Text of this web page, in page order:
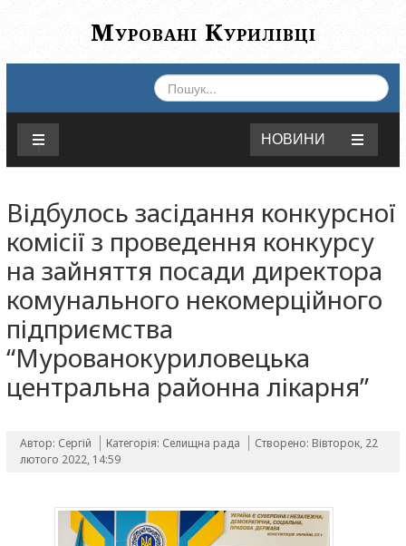
Муровані Курилівці
ПОШУК...
НОВИНИ
Відбулось засідання конкурсної
комісії з проведення конкурсу
на зайняття посади директора
комунального некомерційного
підприємства
“Мурованокуриловецька
центральна районна лікарня”
Автор: Сергій Категорія: Селищна рада
Створено: Вівторок, 22
лютого 2022, 14:59